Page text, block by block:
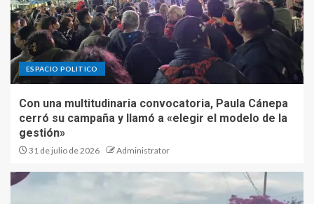
ESPACIO POLITICO
Con una multitudinaria convocatoria, Paula Cánepa
cerró su campaña y llamó a «elegir el modelo de la
gestión»
31 de julio de 2026 Administrator